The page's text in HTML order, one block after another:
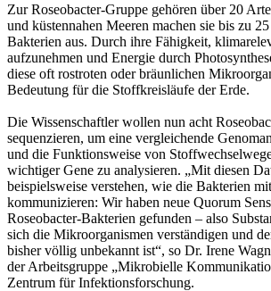
Zur Roseobacter-Gruppe gehören über 20
und küstennahen Meeren machen sie bis zu
Bakterien aus. Durch ihre Fähigkeit,
aufzunehmen und Energie durch
diese oft rostroten oder bräunlichen
Bedeutung für die Stoffkreisläufe der Erde.
Die Wissenschaftler wollen nun acht
sequenzieren, um eine vergleichende
und die Funktionsweise von
wichtiger Gene zu analysieren. „Mit diesen
beispielsweise verstehen, wie die Bakterien
kommunizieren: Wir haben neue Quorum
Roseobacter-Bakterien gefunden – also
sich die Mikroorganismen verständigen und
bisher völlig unbekannt ist“, so Dr. Irene
der Arbeitsgruppe „Mikrobielle
Zentrum für Infektionsforschung.